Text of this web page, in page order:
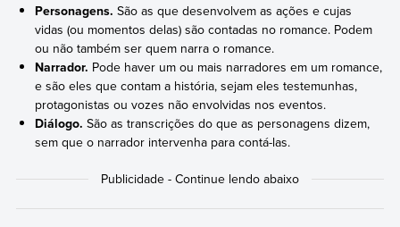
Personagens. São as que desenvolvem as ações e cujas
vidas (ou momentos delas) são contadas no romance. Podem
ou não também ser quem narra o romance.
Narrador. Pode haver um ou mais narradores em um romance,
e são eles que contam a história, sejam eles testemunhas,
protagonistas ou vozes não envolvidas nos eventos.
Diálogo. São as transcrições do que as personagens dizem,
sem que o narrador intervenha para contá-las.